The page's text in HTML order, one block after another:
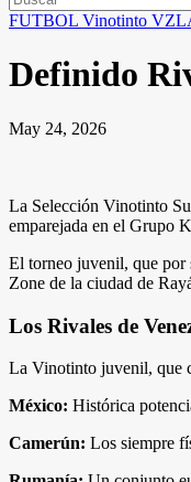
FUTBOL Vinotinto
Definido
May 24, 2026
La Selección Vinotinto
emparejada en el Grupo
El torneo juvenil, que por
Zone de la ciudad de
Los Rivales de
La Vinotinto juvenil, que
México: Histórica
Camerún: Los siempre